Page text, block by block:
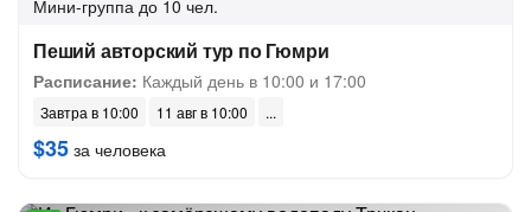
Мини-группа до 10 чел.
Пеший авторский тур по Гюмри
Расписание: Каждый день в 10:00 и 17:00
Завтра в 10:00 11 авг в 10:00
$35 за человека